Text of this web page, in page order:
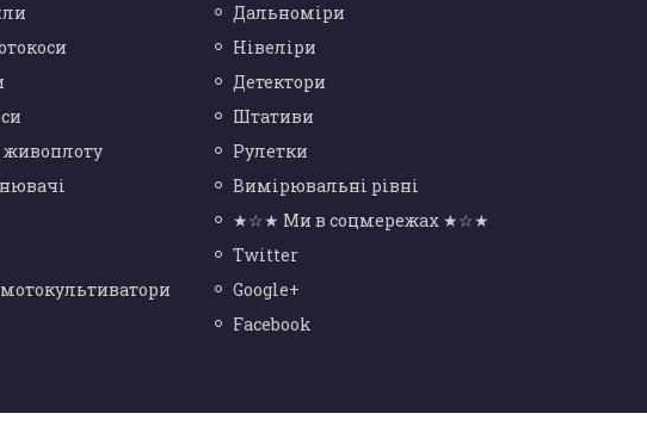
Дальноміри
Нівеліри
Детектори
Штативи
Рулетки
Вимірювальні рівні
★☆★ Ми в соцмережах ★☆★
Twitter
Google+
Facebook